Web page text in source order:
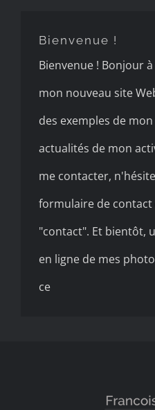
Bienvenue !
Bienvenue ! Bonjour
mon nouveau site
des exemples de
actualités de mon
me contacter,
formulaire de contact
"contact". Et bientôt,
en ligne de mes
ce